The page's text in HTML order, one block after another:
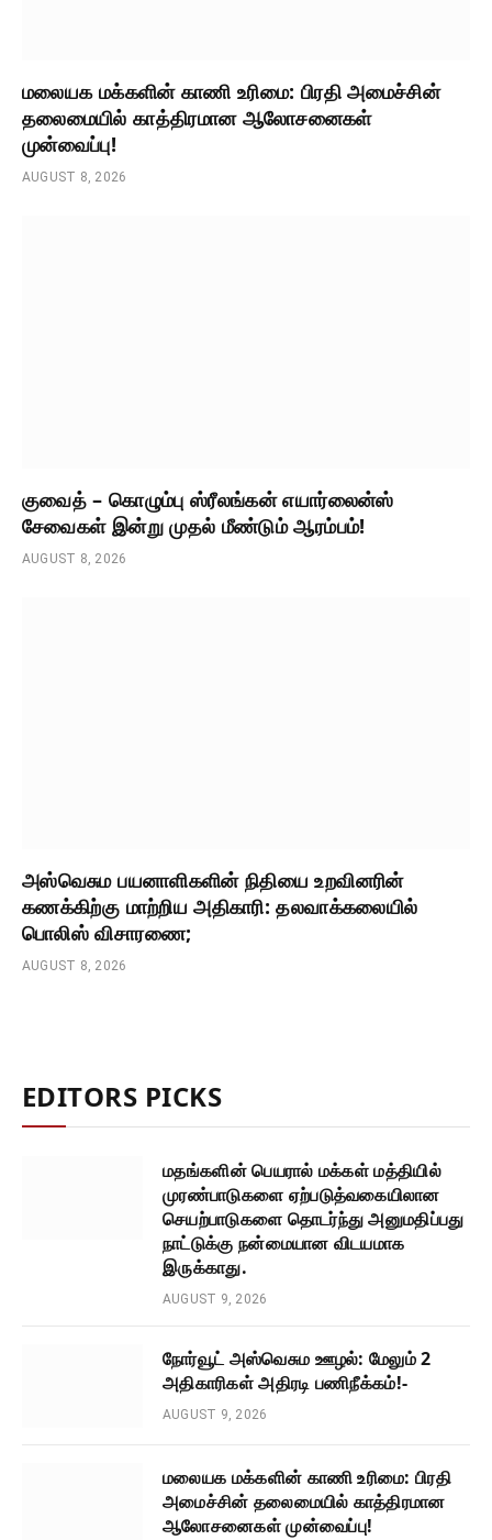
மலையக மக்களின் காணி உரிமை: பிரதி அமைச்சின்
தலைமையில் காத்திரமான ஆலோசனைகள்
முன்வைப்பு!
AUGUST 8, 2026
குவைத் – கொழும்பு ஸ்ரீலங்கன் எயார்லைன்ஸ்
சேவைகள் இன்று முதல் மீண்டும் ஆரம்பம்!
AUGUST 8, 2026
அஸ்வெசும பயனாளிகளின் நிதியை உறவினரின்
கணக்கிற்கு மாற்றிய அதிகாரி: தலவாக்கலையில்
பொலிஸ் விசாரணை;
AUGUST 8, 2026
EDITORS PICKS
மதங்களின் பெயரால் மக்கள் மத்தியில்
முரண்பாடுகளை ஏற்படுத்வகையிலான
செயற்பாடுகளை தொடர்ந்து அனுமதிப்பது
நாட்டுக்கு நன்மையான விடயமாக
இருக்காது.
AUGUST 9, 2026
நோர்வூட் அஸ்வெசும ஊழல்: மேலும் 2
அதிகாரிகள் அதிரடி பணிநீக்கம்!-
AUGUST 9, 2026
மலையக மக்களின் காணி உரிமை: பிரதி
அமைச்சின் தலைமையில் காத்திரமான
ஆலோசனைகள் முன்வைப்பு!